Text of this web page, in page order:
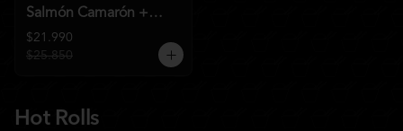
Salmón Camarón +
2QC
$21.990
$25.850
Hot Rolls